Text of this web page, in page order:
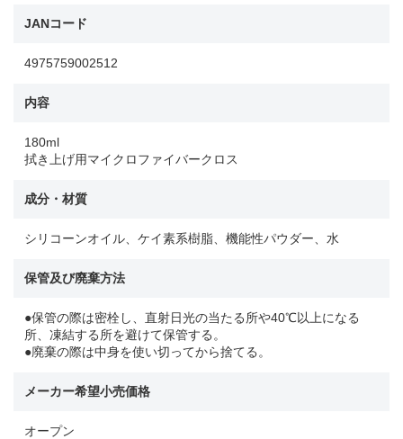
JANコード
4975759002512
内容
180ml
拭き上げ用マイクロファイバークロス
成分・材質
シリコーンオイル、ケイ素系樹脂、機能性パウダー、水
保管及び廃棄方法
●保管の際は密栓し、直射日光の当たる所や40℃以上になる
所、凍結する所を避けて保管する。
●廃棄の際は中身を使い切ってから捨てる。
メーカー希望小売価格
オープン